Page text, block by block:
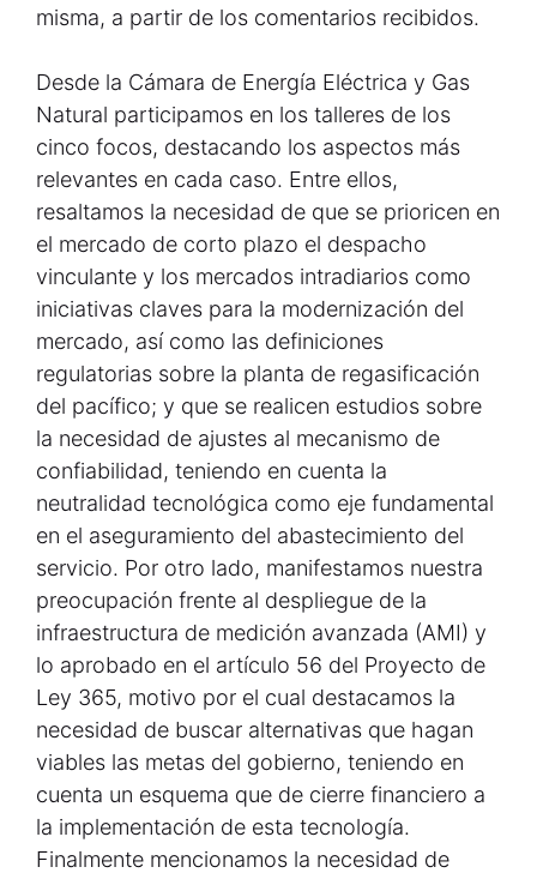
misma, a partir de los comentarios recibidos.
Desde la Cámara de Energía Eléctrica y Gas
Natural participamos en los talleres de los
cinco focos, destacando los aspectos más
relevantes en cada caso. Entre ellos,
resaltamos la necesidad de que se prioricen en
el mercado de corto plazo el despacho
vinculante y los mercados intradiarios como
iniciativas claves para la modernización del
mercado, así como las definiciones
regulatorias sobre la planta de regasificación
del pacífico; y que se realicen estudios sobre
la necesidad de ajustes al mecanismo de
confiabilidad, teniendo en cuenta la
neutralidad tecnológica como eje fundamental
en el aseguramiento del abastecimiento del
servicio. Por otro lado, manifestamos nuestra
preocupación frente al despliegue de la
infraestructura de medición avanzada (AMI) y
lo aprobado en el artículo 56 del Proyecto de
Ley 365, motivo por el cual destacamos la
necesidad de buscar alternativas que hagan
viables las metas del gobierno, teniendo en
cuenta un esquema que de cierre financiero a
la implementación de esta tecnología.
Finalmente mencionamos la necesidad de